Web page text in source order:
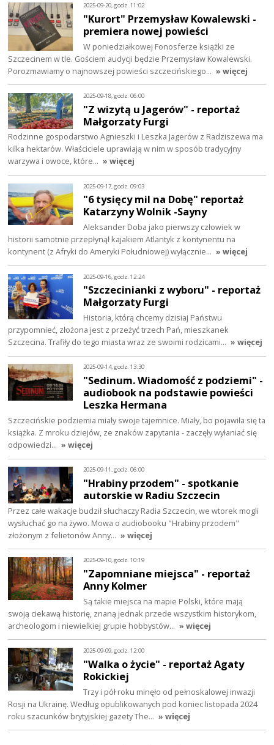
2025-09-20, godz. 11:02
"Kurort" Przemysław Kowalewski -
premiera nowej powieści
W poniedziałkowej Fonosferze książki ze
Szczecinem w tle. Gościem audycji będzie Przemysław Kowalewski.
Porozmawiamy o najnowszej powieści szczecińskiego… » więcej
2025-09-18, godz. 06:00
"Z wizytą u Jagerów" - reportaż
Małgorzaty Furgi
Rodzinne gospodarstwo Agnieszki i Leszka Jagerów z Radziszewa ma
kilka hektarów. Właściciele uprawiają w nim w sposób tradycyjny
warzywa i owoce, które… » więcej
2025-09-17, godz. 09:03
"6 tysięcy mil na Dobę" reportaż
Katarzyny Wolnik -Sayny
Aleksander Doba jako pierwszy człowiek w
historii samotnie przepłynął kajakiem Atlantyk z kontynentu na
kontynent (z Afryki do Ameryki Południowej) wyłącznie… » więcej
2025-09-16, godz. 12:24
"Szczecinianki z wyboru" - reportaż
Małgorzaty Furgi
Historia, którą chcemy dzisiaj Państwu
przypomnieć, złożona jest z przeżyć trzech Pań, mieszkanek
Szczecina. Trafiły do tego miasta wraz ze swoimi rodzicami… » więcej
2025-09-14, godz. 13:30
"Sedinum. Wiadomość z podziemi" -
audiobook na podstawie powieści
Leszka Hermana
Szczecińskie podziemia miały swoje tajemnice. Miały, bo pojawiła się ta
książka. Z mroku dziejów, ze znaków zapytania - zaczęły wyłaniać się
odpowiedzi… » więcej
2025-09-11, godz. 06:00
"Hrabiny przodem" - spotkanie
autorskie w Radiu Szczecin
Przez całe wakacje budził słuchaczy Radia Szczecin, we wtorek mogli
wysłuchać go na żywo. Mowa o audiobooku "Hrabiny przodem"
złożonym z felietonów Anny… » więcej
2025-09-10, godz. 10:19
"Zapomniane miejsca" - reportaż
Anny Kolmer
Są takie miejsca na mapie Polski, które mają
swoją ciekawą historię, znaną jednak przede wszystkim historykom,
archeologom i niewielkiej grupie hobbystów… » więcej
2025-09-09, godz. 12:00
"Walka o życie" - reportaż Agaty
Rokickiej
Trzy i pół roku minęło od pełnoskalowej inwazji
Rosji na Ukrainę. Według opublikowanych pod koniec listopada 2024
roku szacunków brytyjskiej gazety The… » więcej